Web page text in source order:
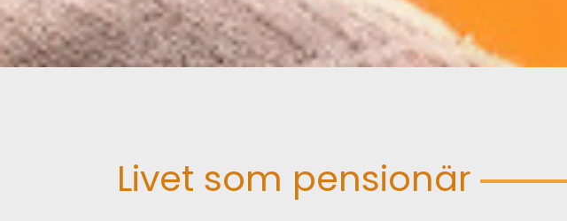
Livet som pensionär